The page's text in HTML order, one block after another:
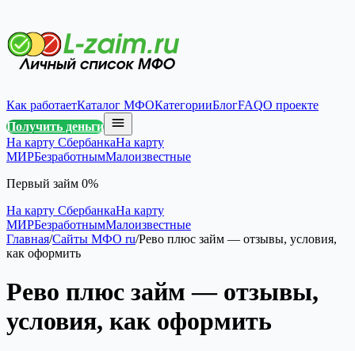
Как работаетКаталог МФОКатегорииБлогFAQО проекте
Получить деньги
На карту СбербанкаНа карту
МИРБезработнымМалоизвестные
Первый займ 0%
На карту СбербанкаНа карту
МИРБезработнымМалоизвестные
Главная/Сайты МФО ru/Рево плюс займ — отзывы, условия,
как оформить
Рево плюс займ — отзывы,
условия, как оформить